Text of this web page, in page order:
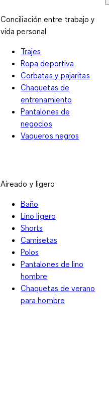
Conciliación entre trabajo y
vida personal
Trajes
Ropa deportiva
Corbatas y pajaritas
Chaquetas de
entrenamiento
Pantalones de
negocios
Vaqueros negros
Aireado y ligero
Baño
Lino ligero
Shorts
Camisetas
Polos
Pantalones de lino
hombre
Chaquetas de verano
para hombre